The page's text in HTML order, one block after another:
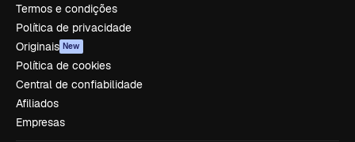
Termos e condições
Política de privacidade
Originais New
Política de cookies
Central de confiabilidade
Afiliados
Empresas